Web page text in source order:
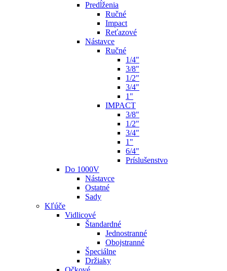
Predĺženia
Ručné
Impact
Reťazové
Nástavce
Ručné
1/4"
3/8"
1/2"
3/4"
1"
IMPACT
3/8"
1/2"
3/4"
1"
6/4"
Príslušenstvo
Do 1000V
Nástavce
Ostatné
Sady
Kľúče
Vidlicové
Štandardné
Jednostranné
Obojstranné
Špeciálne
Držiaky